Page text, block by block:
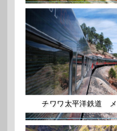
チワワ太平洋鉄道